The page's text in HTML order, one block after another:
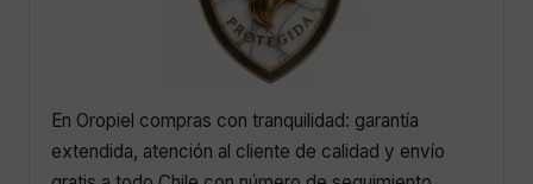
En Oropiel compras con tranquilidad: garantía
extendida, atención al cliente de calidad y envío